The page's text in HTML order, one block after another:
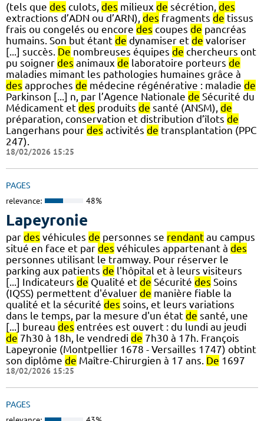
(tels que des culots, des milieux de sécrétion, des
extractions d’ADN ou d’ARN), des fragments de tissus
frais ou congelés ou encore des coupes de pancréas
humains. Son but étant de dynamiser et de valoriser
[...] succès. De nombreuses équipes de chercheurs ont
pu soigner des animaux de laboratoire porteurs de
maladies mimant les pathologies humaines grâce à
des approches de médecine régénérative : maladie de
Parkinson [...] n, par l’Agence Nationale de Sécurité du
Médicament et des produits de santé (ANSM), de
préparation, conservation et distribution d’îlots de
Langerhans pour des activités de transplantation (PPC
247).
18/02/2026 15:25
PAGES
relevance: 48%
Lapeyronie
par des véhicules de personnes se rendant au campus
situé en face et par des véhicules appartenant à des
personnes utilisant le tramway. Pour réserver le
parking aux patients de l'hôpital et à leurs visiteurs
[...] Indicateurs de Qualité et de Sécurité des Soins
(IQSS) permettent d'évaluer de manière fiable la
qualité et la sécurité des soins, et leurs variations
dans le temps, par la mesure d'un état de santé, une
[...] bureau des entrées est ouvert : du lundi au jeudi
de 7h30 à 18h, le vendredi de 7h30 à 17h. François
Lapeyronie (Montpellier 1678 - Versailles 1747) obtint
son diplôme de Maître-Chirurgien à 17 ans. De 1697
18/02/2026 15:25
PAGES